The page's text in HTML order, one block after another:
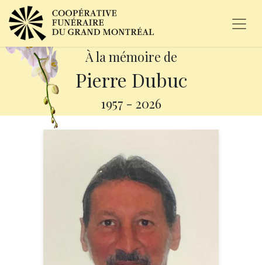
À la mémoire de
Pierre Dubuc
1957 - 2026